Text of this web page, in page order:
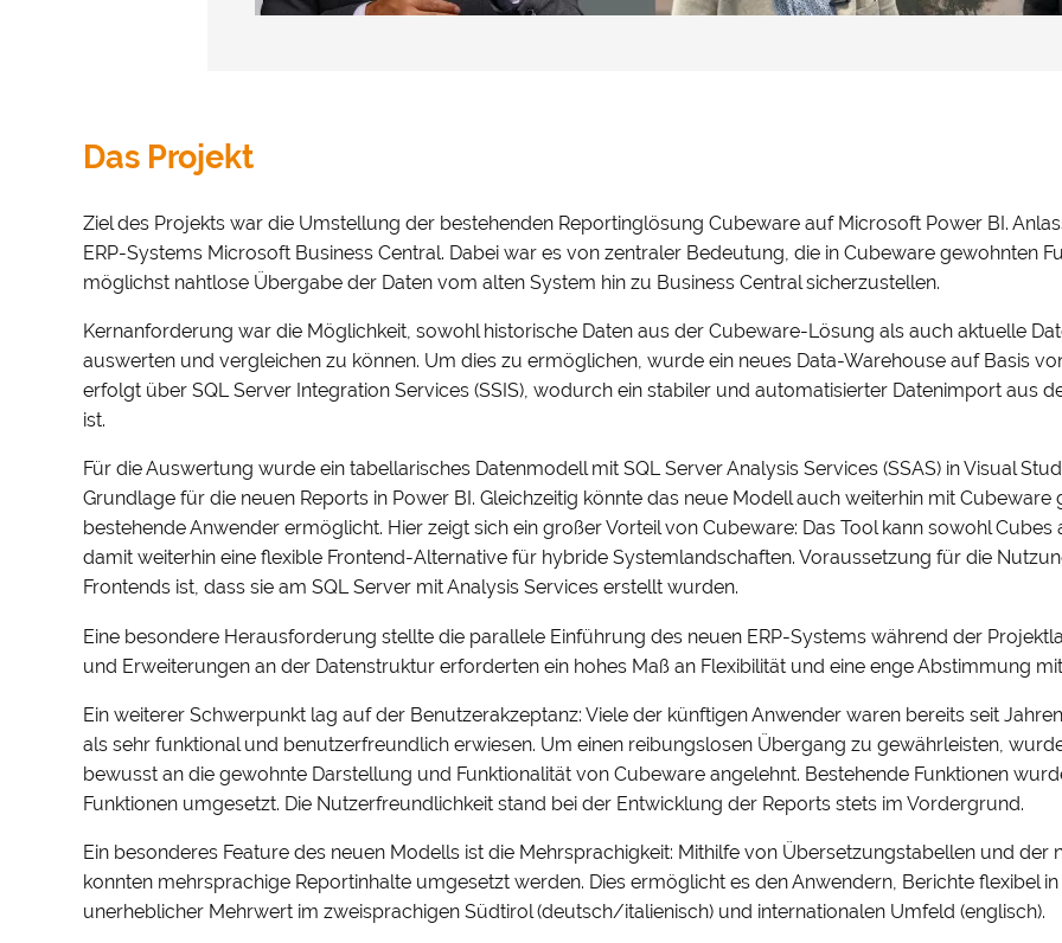
Das Projekt
Ziel des Projekts war die Umstellung der bestehenden Reportinglösung Cubeware auf Microsoft Power BI.
ERP-Systems Microsoft Business Central. Dabei war es von zentraler Bedeutung, die in Cubeware gewohnten
möglichst nahtlose Übergabe der Daten vom alten System hin zu Business Central sicherzustellen.
Kernanforderung war die Möglichkeit, sowohl historische Daten aus der Cubeware-Lösung als auch aktuelle
auswerten und vergleichen zu können. Um dies zu ermöglichen, wurde ein neues Data-Warehouse auf Basis
erfolgt über SQL Server Integration Services (SSIS), wodurch ein stabiler und automatisierter Datenimport aus
ist.
Für die Auswertung wurde ein tabellarisches Datenmodell mit SQL Server Analysis Services (SSAS) in Visual
Grundlage für die neuen Reports in Power BI. Gleichzeitig könnte das neue Modell auch weiterhin mit
bestehende Anwender ermöglicht. Hier zeigt sich ein großer Vorteil von Cubeware: Das Tool kann sowohl
damit weiterhin eine flexible Frontend-Alternative für hybride Systemlandschaften. Voraussetzung für die
Frontends ist, dass sie am SQL Server mit Analysis Services erstellt wurden.
Eine besondere Herausforderung stellte die parallele Einführung des neuen ERP-Systems während der
und Erweiterungen an der Datenstruktur erforderten ein hohes Maß an Flexibilität und eine enge Abstimmung
Ein weiterer Schwerpunkt lag auf der Benutzerakzeptanz: Viele der künftigen Anwender waren bereits seit
als sehr funktional und benutzerfreundlich erwiesen. Um einen reibungslosen Übergang zu gewährleisten,
bewusst an die gewohnte Darstellung und Funktionalität von Cubeware angelehnt. Bestehende Funktionen
Funktionen umgesetzt. Die Nutzerfreundlichkeit stand bei der Entwicklung der Reports stets im Vordergrund.
Ein besonderes Feature des neuen Modells ist die Mehrsprachigkeit: Mithilfe von Übersetzungstabellen und der
konnten mehrsprachige Reportinhalte umgesetzt werden. Dies ermöglicht es den Anwendern, Berichte flexibel
unerheblicher Mehrwert im zweisprachigen Südtirol (deutsch/italienisch) und internationalen Umfeld (englisch).